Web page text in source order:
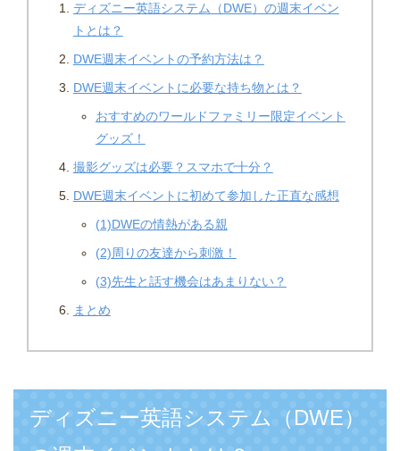
ディズニー英語システム（DWE）の週末イベン
トとは？
DWE週末イベントの予約方法は？
DWE週末イベントに必要な持ち物とは？
おすすめのワールドファミリー限定イベント
グッズ！
撮影グッズは必要？スマホで十分？
DWE週末イベントに初めて参加した正直な感想
(1)DWEの情熱がある親
(2)周りの友達から刺激！
(3)先生と話す機会はあまりない？
まとめ
ディズニー英語システム（DWE）